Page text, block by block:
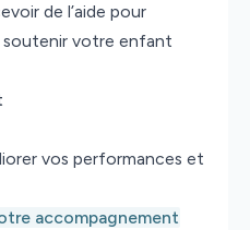
de l’aide pour
soutenir votre enfant
vos performances et
accompagnement